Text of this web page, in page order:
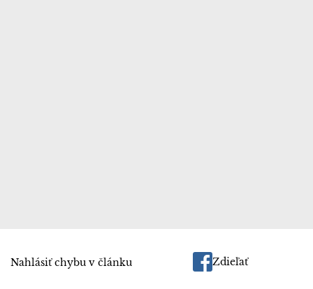
Nahlásiť chybu v článku Zdieľať